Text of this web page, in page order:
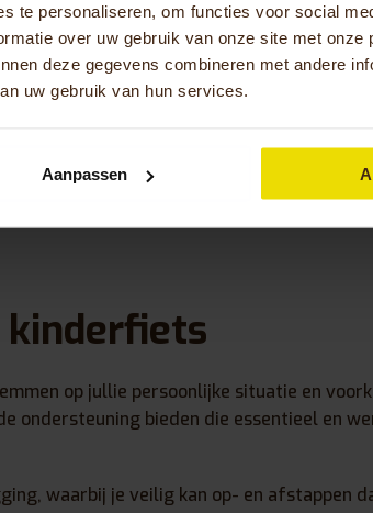
te personaliseren, om functies voor social
over uw gebruik van onze site met onze
deze gegevens combineren met andere
uw gebruik van hun services.
Aanpassen
vinden van de
situatie past.
oplossing op
kinderfiets
op jullie persoonlijke situatie en
ondersteuning bieden die essentieel en
waarbij je veilig kan op- en afstappen